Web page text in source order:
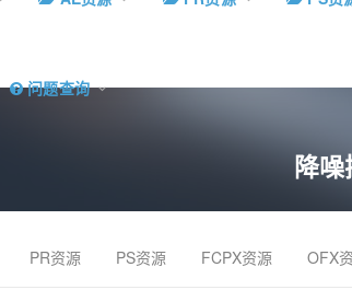
问题查询
降
PR资源 PS资源 FCPX资源 OFX